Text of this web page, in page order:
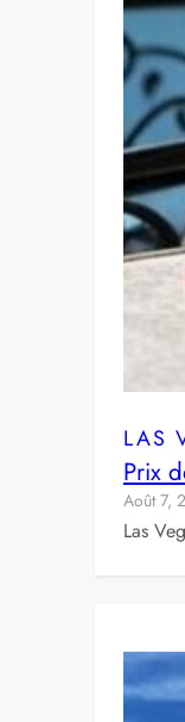
LAS
Prix
Août 7,
Las